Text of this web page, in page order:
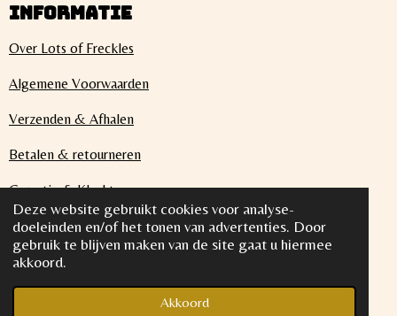
Deze website gebruikt cookies voor analyse-
doeleinden en/of het tonen van advertenties. Door
gebruik te blijven maken van de site gaat u hiermee
akkoord.
Akkoord
INFORMATIE
Over Lots of Freckles
Algemene Voorwaarden
Verzenden & Afhalen
Betalen & retourneren
Garantie & Klachten
Privacybeleid
© 2022 Lots of Freckles KVK 87479338 BTW